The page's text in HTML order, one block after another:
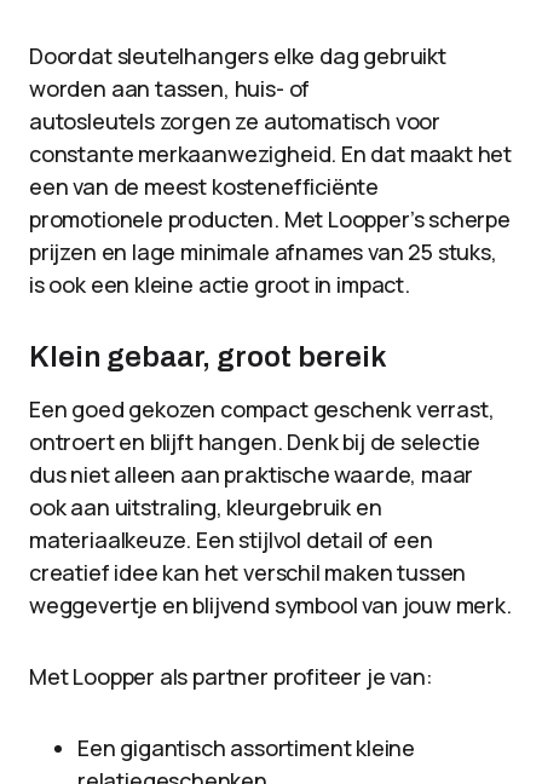
Doordat sleutelhangers elke dag gebruikt
worden aan tassen, huis- of
autosleutels zorgen ze automatisch voor
constante merkaanwezigheid. En dat maakt het
een van de meest kostenefficiënte
promotionele producten. Met Loopper’s scherpe
prijzen en lage minimale afnames van 25 stuks,
is ook een kleine actie groot in impact.
Klein gebaar, groot bereik
Een goed gekozen compact geschenk verrast,
ontroert en blijft hangen. Denk bij de selectie
dus niet alleen aan praktische waarde, maar
ook aan uitstraling, kleurgebruik en
materiaalkeuze. Een stijlvol detail of een
creatief idee kan het verschil maken tussen
weggevertje en blijvend symbool van jouw merk.
Met Loopper als partner profiteer je van:
Een gigantisch assortiment kleine